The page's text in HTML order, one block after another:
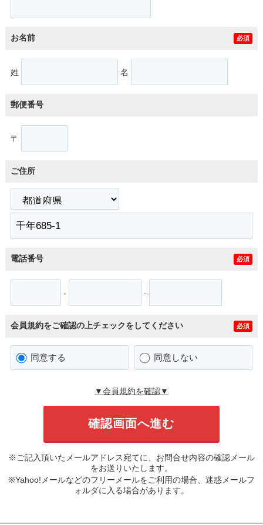
お名前 必須
姓 名
郵便番号
〒
ご住所
電話番号 必須
- -
会員規約をご確認の上チェックをしてください 必須
同意する 同意しない
▼会員規約を確認▼
※ご記入頂いたメールアドレス宛てに、お問合せ内容の確認メール
をお送りいたします。
※Yahoo!メールなどのフリーメールをご利用の場合、迷惑メールフ
ォルダに入る場合があります。